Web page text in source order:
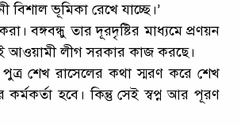
বিশাল ভূমিকা রেখে যাচ্ছে।’
বঙ্গবন্ধু তার দূরদৃষ্টির মাধ্যমে প্রণয়ন
আওয়ামী লীগ সরকার কাজ করছে।
শেখ রাসেলের কথা স্মরণ করে শেখ
হবে। কিন্তু সেই স্বপ্ন আর পূরণ